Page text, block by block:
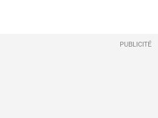
PUBLICITÉ